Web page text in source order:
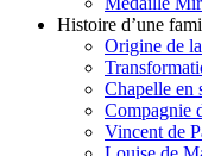
Histoire d’une
Origine de
Chapelle en
Compagnie
Vincent de